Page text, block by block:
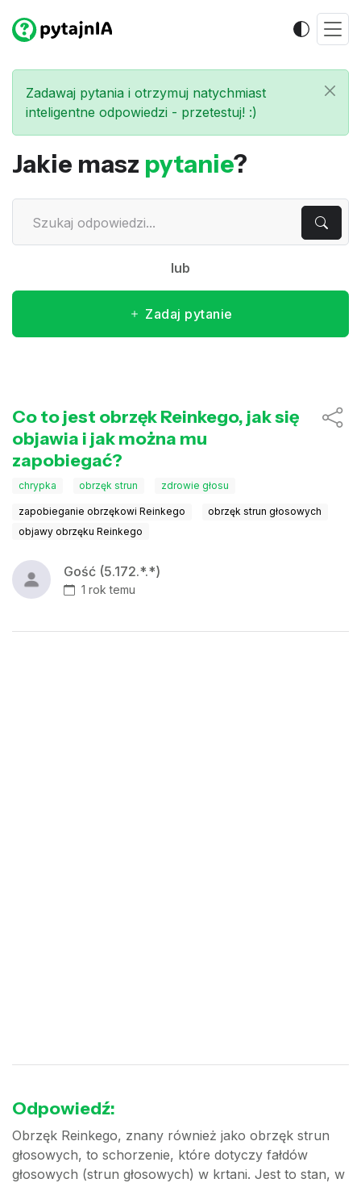
Zadawaj pytania i otrzymuj natychmiast
inteligentne odpowiedzi - przetestuj! :)
Jakie masz pytanie?
lub
Zadaj pytanie
Co to jest obrzęk Reinkego, jak się
objawia i jak można mu
zapobiegać?
chrypka obrzęk strun zdrowie głosu
zapobieganie obrzękowi Reinkego
obrzęk strun głosowych
objawy obrzęku Reinkego
Gość (5.172.*.*)
1 rok temu
Odpowiedź:
Obrzęk Reinkego, znany również jako obrzęk strun
głosowych, to schorzenie, które dotyczy fałdów
głosowych (strun głosowych) w krtani. Jest to stan, w